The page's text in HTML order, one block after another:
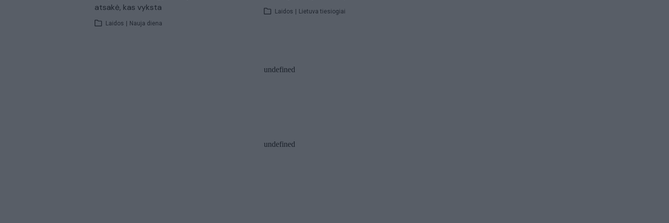
atsakė, kas vyksta
Laidos | Nauja diena
Laidos | Lietuva tiesiogiai